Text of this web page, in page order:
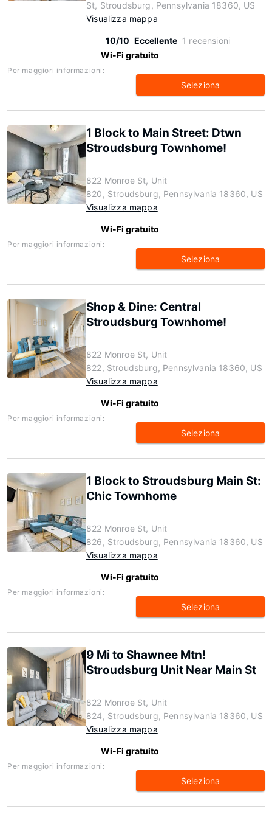
St, Stroudsburg, Pennsylvania 18360, US
Visualizza mappa
10/10 Eccellente 1 recensioni
Wi-Fi gratuito
Per maggiori informazioni:
Seleziona
1 Block to Main Street: Dtwn
Stroudsburg Townhome!
822 Monroe St, Unit
820, Stroudsburg, Pennsylvania 18360, US
Visualizza mappa
Wi-Fi gratuito
Per maggiori informazioni:
Seleziona
Shop & Dine: Central
Stroudsburg Townhome!
822 Monroe St, Unit
822, Stroudsburg, Pennsylvania 18360, US
Visualizza mappa
Wi-Fi gratuito
Per maggiori informazioni:
Seleziona
1 Block to Stroudsburg Main St:
Chic Townhome
822 Monroe St, Unit
826, Stroudsburg, Pennsylvania 18360, US
Visualizza mappa
Wi-Fi gratuito
Per maggiori informazioni:
Seleziona
9 Mi to Shawnee Mtn!
Stroudsburg Unit Near Main St
822 Monroe St, Unit
824, Stroudsburg, Pennsylvania 18360, US
Visualizza mappa
Wi-Fi gratuito
Per maggiori informazioni:
Seleziona